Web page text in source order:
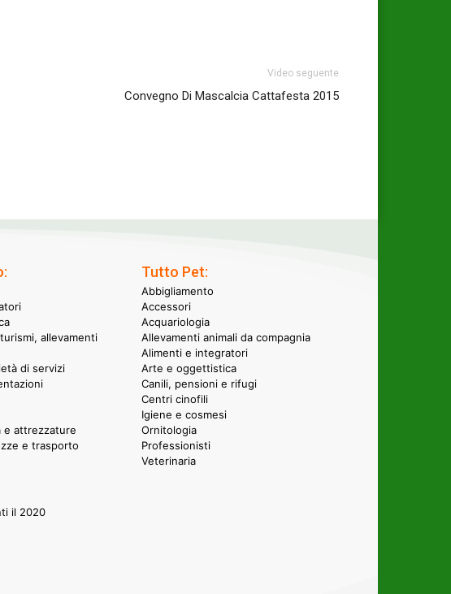
Video seguente
Convegno Di Mascalcia Cattafesta 2015
allevamenti
di servizi
e attrezzature
e trasporto
il 2020
Tutto Pet:
Abbigliamento
Accessori
Acquariologia
Allevamenti animali da compagnia
Alimenti e integratori
Arte e oggettistica
Canili, pensioni e rifugi
Centri cinofili
Igiene e cosmesi
Ornitologia
Professionisti
Veterinaria